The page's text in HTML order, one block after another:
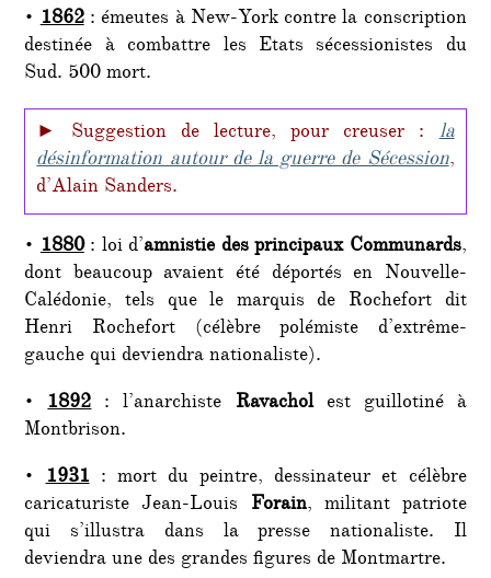
•1862 : émeutes à New-York contre la conscription
destinée à combattre les Etats sécessionistes du
Sud. 500 mort.
► Suggestion de lecture, pour creuser :la
désinformation autour de la guerre de Sécession,
d’Alain Sanders.
•1880: loi d’amnistie des principaux Communards,
dont beaucoup avaient été déportés en Nouvelle-
Calédonie, tels que le marquis de Rochefort dit
Henri Rochefort (célèbre polémiste d’extrême-
gauche qui deviendra nationaliste).
•1892 : l’anarchiste Ravacholest guillotiné à
Montbrison.
•1931 : mort du peintre, dessinateur et célèbre
caricaturiste Jean-Louis Forain, militant patriote
qui s’illustra dans la presse nationaliste. Il
deviendra une des grandes figures de Montmartre.